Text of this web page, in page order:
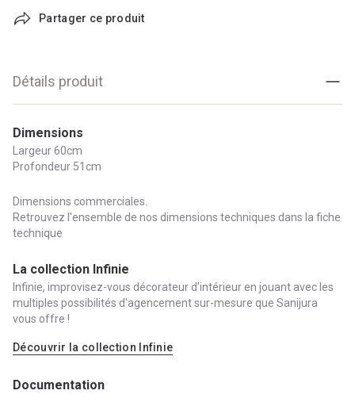
Partager ce produit
Détails produit
Dimensions
Largeur 60cm
Profondeur 51cm
Dimensions commerciales.
Retrouvez l'ensemble de nos dimensions techniques dans la fiche
technique
La collection Infinie
Infinie, improvisez-vous décorateur d'intérieur en jouant avec les
multiples possibilités d'agencement sur-mesure que Sanijura
vous offre !
Découvrir la collection Infinie
Documentation